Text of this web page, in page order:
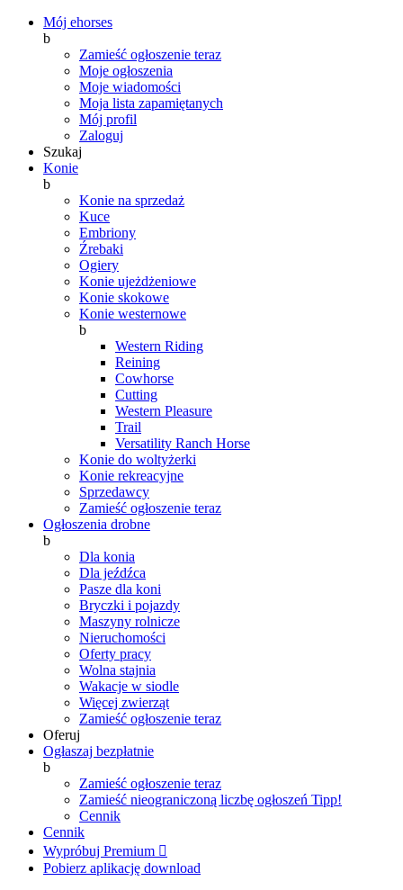
Mój ehorses
b
Zamieść ogłoszenie teraz
Moje ogłoszenia
Moje wiadomości
Moja lista zapamiętanych
Mój profil
Zaloguj
Szukaj
Konie
b
Konie na sprzedaż
Kuce
Embriony
Źrebaki
Ogiery
Konie ujeżdżeniowe
Konie skokowe
Konie westernowe
b
Western Riding
Reining
Cowhorse
Cutting
Western Pleasure
Trail
Versatility Ranch Horse
Konie do woltyżerki
Konie rekreacyjne
Sprzedawcy
Zamieść ogłoszenie teraz
Ogłoszenia drobne
b
Dla konia
Dla jeźdźca
Pasze dla koni
Bryczki i pojazdy
Maszyny rolnicze
Nieruchomości
Oferty pracy
Wolna stajnia
Wakacje w siodle
Więcej zwierząt
Zamieść ogłoszenie teraz
Oferuj
Ogłaszaj bezpłatnie
b
Zamieść ogłoszenie teraz
Zamieść nieograniczoną liczbę ogłoszeń Tipp!
Cennik
Cennik
Wypróbuj Premium 
Pobierz aplikację download